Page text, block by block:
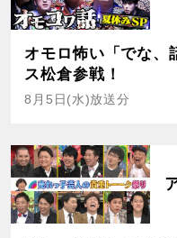
オモロ怖い「でな、
ス松倉参戦！
8月5日(水)放送分